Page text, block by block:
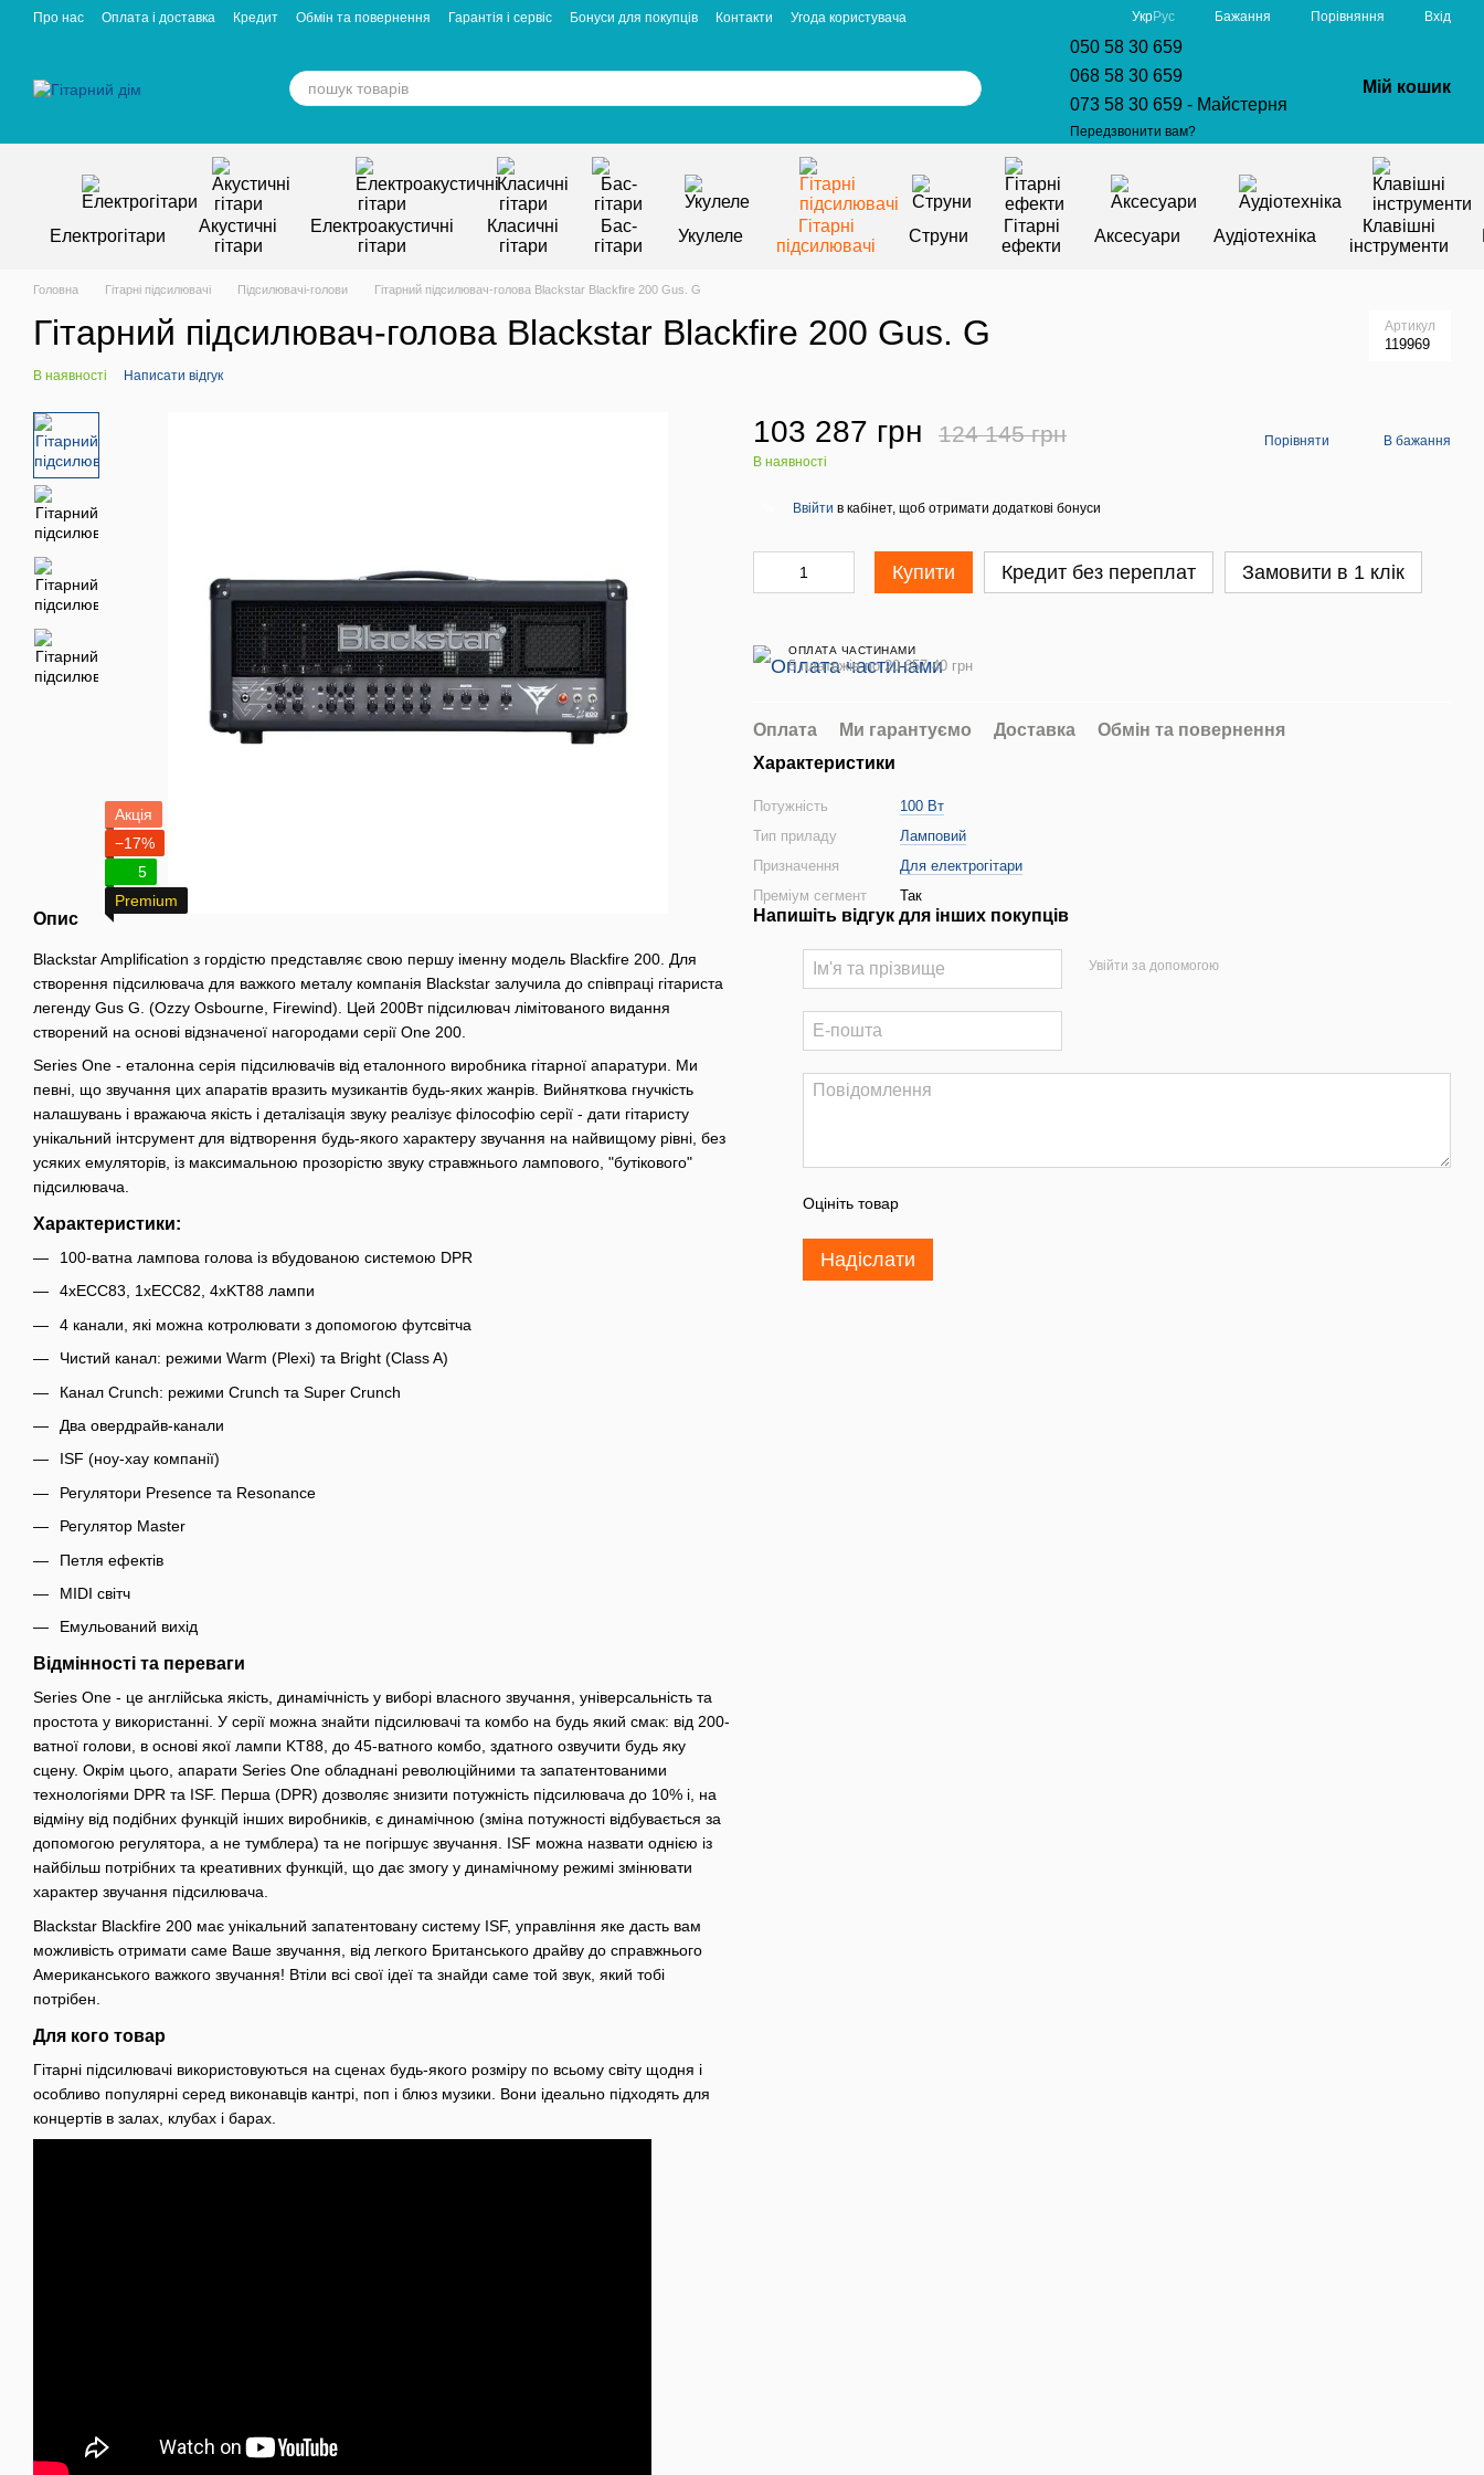
Перейти к основному контенту
Про нас Оплата і доставка Кредит Обмін та повернення Гарантія і сервіс Бонуси для покупців Контакти
Угода користувача
УкрРус Бажання Порівняння Вхід
050 58 30 659
068 58 30 659
073 58 30 659 - Майстерня
Передзвонити вам?
Мій кошик
Електрогітари
Акустичні
гітари
Електроакустичні
гітари
Класичні
гітари
Бас-
гітари
Укулеле
Гітарні
підсилювачі
Струни
Гітарні
ефекти
Аксесуари Аудіотехніка
Клавішні
інструменти
Головна Гітарні підсилювачі Підсилювачі-голови Гітарний підсилювач-голова Blackstar Blackfire 200 Gus. G
Гітарний підсилювач-голова Blackstar Blackfire 200 Gus. G Артикул
119969
В наявності Написати відгук
Акція
−17%
5
Premium
Опис
Blackstar Amplification з гордістю представляє свою першу іменну модель Blackfire 200. Для
створення підсилювача для важкого металу компанія Blackstar залучила до співпраці гітариста
легенду Gus G. (Ozzy Osbourne, Firewind). Цей 200Вт підсилювач лімітованого видання
створений на основі відзначеної нагородами серії One 200.
Series One - еталонна серія підсилювачів від еталонного виробника гітарної апаратури. Ми
певні, що звучання цих апаратів вразить музикантів будь-яких жанрів. Вийняткова гнучкість
налашувань і вражаюча якість і деталізація звуку реалізує філософію серії - дати гітаристу
унікальний інтсрумент для відтворення будь-якого характеру звучання на найвищому рівні, без
усяких емуляторів, із максимальною прозорістю звуку стравжнього лампового, "бутікового"
підсилювача.
Характеристики:
100-ватна лампова голова із вбудованою системою DPR
4xECC83, 1xECC82, 4xKT88 лампи
4 канали, які можна котролювати з допомогою футсвітча
Чистий канал: режими Warm (Plexi) та Bright (Class A)
Канал Crunch: режими Crunch та Super Crunch
Два овердрайв-канали
ISF (ноу-хау компанії)
Регулятори Presence та Resonance
Регулятор Master
Петля ефектів
MIDI світч
Емульований вихід
Відмінності та переваги
Series One - це англійська якість, динамічність у виборі власного звучання, універсальність та
простота у використанні. У серії можна знайти підсилювачі та комбо на будь який смак: від 200-
ватної голови, в основі якої лампи KT88, до 45-ватного комбо, здатного озвучити будь яку
сцену. Окрім цього, апарати Series One обладнані революційними та запатентованими
технологіями DPR та ISF. Перша (DPR) дозволяє знизити потужність підсилювача до 10% і, на
відміну від подібних функцій інших виробників, є динамічною (зміна потужності відбувається за
допомогою регулятора, а не тумблера) та не погіршує звучання. ISF можна назвати однією із
найбільш потрібних та креативних функцій, що дає змогу у динамічному режимі змінювати
характер звучання підсилювача.
Blackstar Blackfire 200 має унікальний запатентовану систему ISF, управління яке дасть вам
можливість отримати саме Ваше звучання, від легкого Британського драйву до справжнього
Американського важкого звучання! Втіли всі свої ідеї та знайди саме той звук, який тобі
потрібен.
Для кого товар
Гітарні підсилювачі використовуються на сценах будь-якого розміру по всьому світу щодня і
особливо популярні серед виконавців кантрі, поп і блюз музики. Вони ідеально підходять для
концертів в залах, клубах і барах.
103 287 грн 124 145 грн
В наявності
Порівняти В бажання
Ввійти в кабінет, щоб отримати додаткові бонуси
Купити Кредит без переплат Замовити в 1 клік
ОПЛАТА ЧАСТИНАМИ
5 платежів по 20 657.40 грн
Оплата Ми гарантуємо Доставка
Обмін та повернення
Характеристики
Потужність
100 Вт
Тип приладу
Ламповий
Призначення
Для електрогітари
Преміум сегмент
Так
Напишіть відгук для інших покупців
Увійти за допомогою
Оцініть товар
Надіслати